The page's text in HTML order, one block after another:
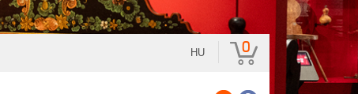
HU 0